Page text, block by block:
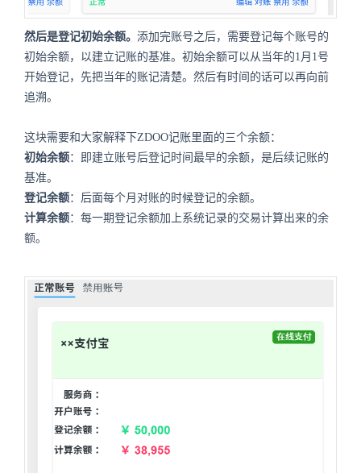
然后是登记初始余额。 添加完账号之后，需要登记每个账号的
初始余额，以建立记账的基准。初始余额可以从当年的1月1号
开始登记，先把当年的账记清楚。然后有时间的话可以再向前
追溯。
这块需要和大家解释下ZDOO记账里面的三个余额：
初始余额：即建立账号后登记时间最早的余额，是后续记账的
基准。
登记余额：后面每个月对账的时候登记的余额。
计算余额：每一期登记余额加上系统记录的交易计算出来的余
额。